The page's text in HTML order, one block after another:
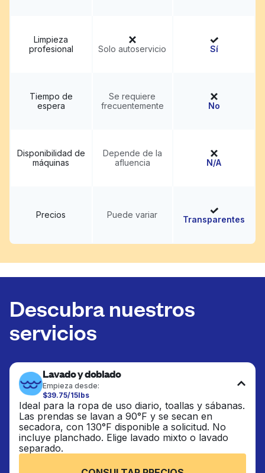
Limpieza
profesional
Solo autoservicio Sí
Tiempo de
espera
Se requiere
frecuentemente
No
Disponibilidad de
máquinas
Depende de la
afluencia
N/A
Precios Puede variar Transparentes
Descubra nuestros
servicios
Lavado y doblado
Empieza desde:
$39.75/15lbs
Ideal para la ropa de uso diario, toallas y sábanas.
Las prendas se lavan a 90°F y se secan en
secadora, con 130°F disponible a solicitud. No
incluye planchado. Elige lavado mixto o lavado
separado.